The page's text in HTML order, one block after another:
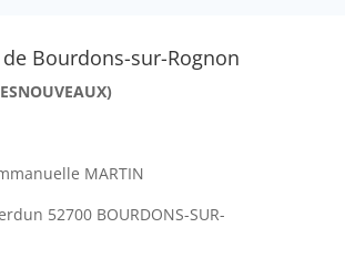
Bourdons-sur-Rognon
MARTIN
52700 BOURDONS-SUR-